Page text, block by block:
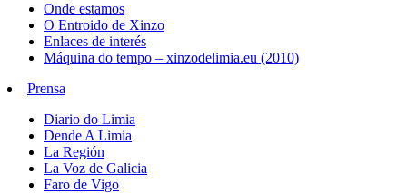
Onde estamos
O Entroido de Xinzo
Enlaces de interés
Máquina do tempo – xinzodelimia.eu (2010)
Prensa
Diario do Limia
Dende A Limia
La Región
La Voz de Galicia
Faro de Vigo